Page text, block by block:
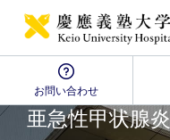
お問い合わせ
Disease Name Search
亜急性甲状腺炎